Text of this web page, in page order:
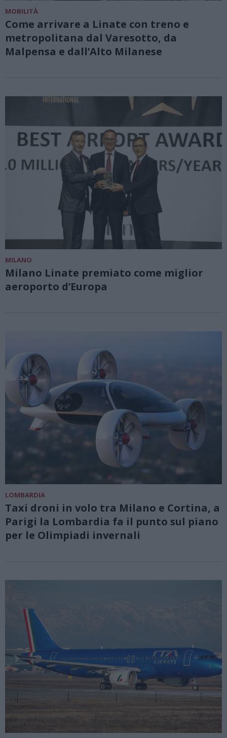
MOBILITÀ
Come arrivare a Linate con treno e
metropolitana dal Varesotto, da
Malpensa e dall’Alto Milanese
MILANO
Milano Linate premiato come miglior
aeroporto d’Europa
LOMBARDIA
Taxi droni in volo tra Milano e Cortina, a
Parigi la Lombardia fa il punto sul piano
per le Olimpiadi invernali